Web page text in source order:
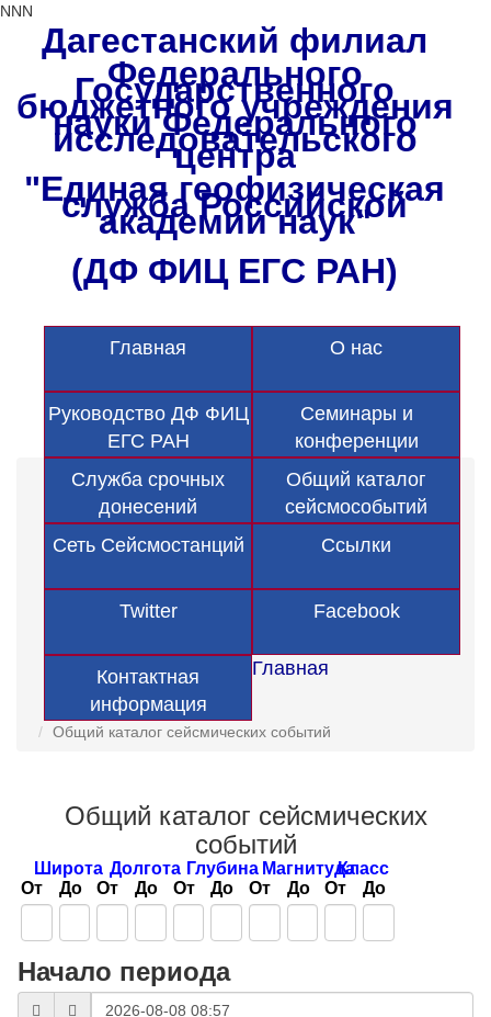
NNN
Дагестанский филиал
Федерального
Государственного
бюджетного учреждения
науки Федерального
исследовательского
центра
"Единая геофизическая
служба Российской
академии наук"
(ДФ ФИЦ ЕГС РАН)
Главная О нас
Руководство ДФ ФИЦ
ЕГС РАН
Семинары и
конференции
Служба срочных
донесений
Общий каталог
сейсмособытий
Сеть Сейсмостанций
Ссылки
Twitter Facebook
Контактная
информация
Главная
Общий каталог сейсмических событий
Общий каталог сейсмических
событий
Широта Долгота Глубина МагнитудаКласс
От
До От До От До От До От До
Начало периода